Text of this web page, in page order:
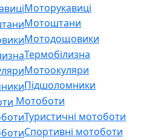
Моторукавиці
Мотоштани
Мотодощовики
Термобілизна
Мотоокуляри
Підшоломники
Мотоботи
Туристичні мотоботи
Спортивні мотоботи